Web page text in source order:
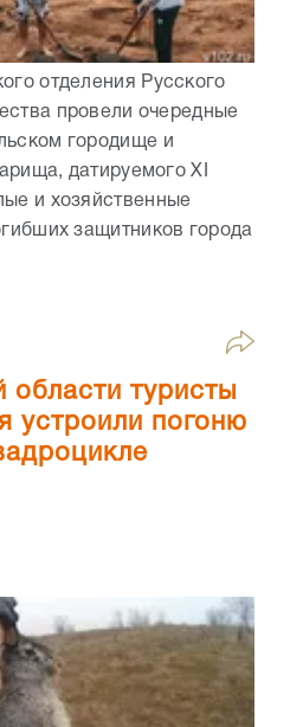
отделения Русского
провели очередные
городище и
датируемого XI
и хозяйственные
защитников города
области туристы
устроили погоню